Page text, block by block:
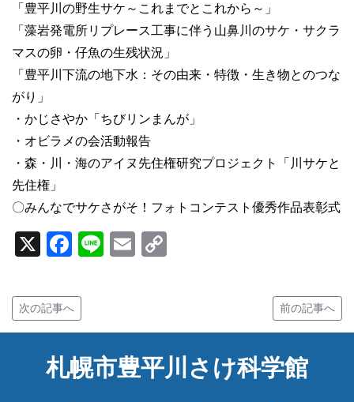
「豊平川の野生サケ～これまでとこれから～」
「藻岩発電所リプレース工事に伴う山鼻川のサケ・サクラ
マスの卵・仔魚の生残状況」
「豊平川下流の地下水：その由来・特徴・生き物とのつな
がり」
・かじさやか「ちびリンまんが」
・オビラメの会活動報告
・森・川・海のアイヌ先住権研究プロジェクト「川サケと
先住権」
〇みんなでサケさがそ！フォトコンテスト優秀作品表彰式
X Facebook
LineEmail
次の記事へ 前の記事へ
札幌市豊平川さけ科学館